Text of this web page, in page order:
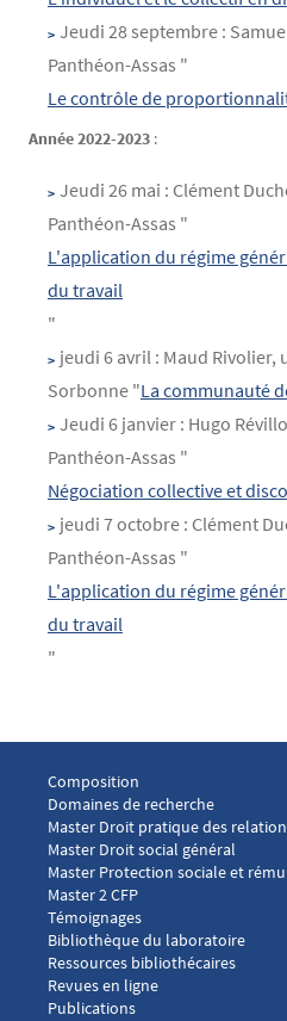
Jeudi 28 septembre :
Panthéon-Assas "
Le contrôle de
Année 2022-2023 :
Jeudi 26 mai : Clément
Panthéon-Assas "
L'application du régime
du travail
"
jeudi 6 avril : Maud Rivolier,
Sorbonne "La communauté
Jeudi 6 janvier : Hugo
Panthéon-Assas "
Négociation collective et
jeudi 7 octobre : Clément
Panthéon-Assas "
L'application du régime
du travail
"
Menu footer Laboratoire droit social 1
Composition
Domaines de recherche
Master Droit pratique des
Master Droit social général
Master Protection sociale et
Master 2 CFP
Menu footer Laboratoire droit social 2
Témoignages
Bibliothèque du laboratoire
Ressources bibliothécaires
Revues en ligne
Publications